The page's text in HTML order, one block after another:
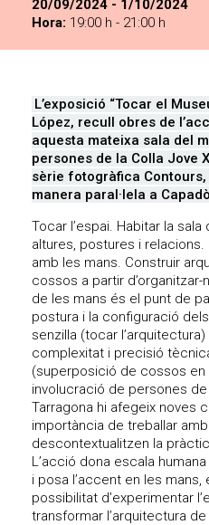
20/09/2024 - 1/10/2024
Hora: 19:00 h - 21:00 h
L’exposició “Tocar el
López, recull obres de
aquesta mateixa sala del
persones de la Colla Jove
sèrie fotogràfica
manera paral·lela a
Tocar l’espai. Habitar la
altures, postures i relacions.
amb les mans. Construir
cossos a partir
de les mans és el punt de
postura i la configuració
senzilla (tocar
complexitat i precisió
(superposició de cossos en
involucració de persones
Tarragona hi afegeix noves
importància de treballar
descontextualitzen la
L’acció dona escala
i posa l’accent en les
possibilitat d’experimentar
transformar l’arquitectura de